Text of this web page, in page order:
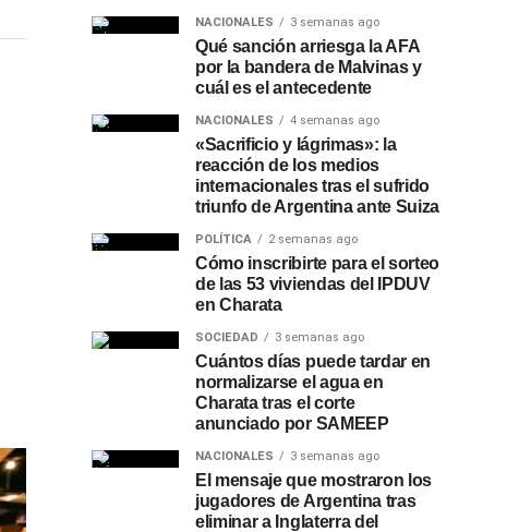
NACIONALES 3 semanas ago
Qué sanción arriesga la AFA
por la bandera de Malvinas y
cuál es el antecedente
NACIONALES 4 semanas ago
«Sacrificio y lágrimas»: la
reacción de los medios
internacionales tras el sufrido
triunfo de Argentina ante Suiza
POLÍTICA 2 semanas ago
Cómo inscribirte para el sorteo
de las 53 viviendas del IPDUV
en Charata
SOCIEDAD 3 semanas ago
Cuántos días puede tardar en
normalizarse el agua en
Charata tras el corte
anunciado por SAMEEP
NACIONALES 3 semanas ago
El mensaje que mostraron los
jugadores de Argentina tras
eliminar a Inglaterra del